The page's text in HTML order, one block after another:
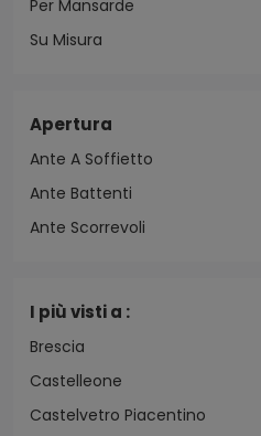
Per Mansarde
Su Misura
Apertura
Ante A Soffietto
Ante Battenti
Ante Scorrevoli
I più visti a :
Brescia
Castelleone
Castelvetro Piacentino